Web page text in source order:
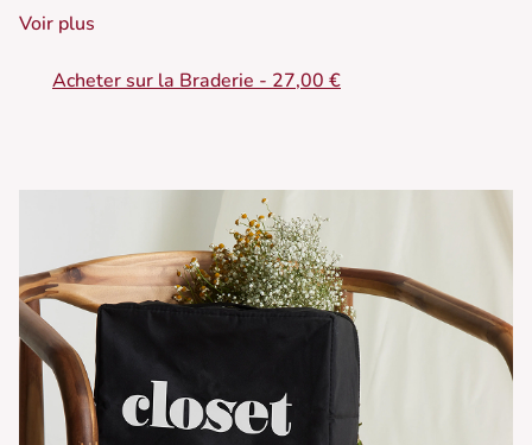
• Pull à manches courtes
• Col en V
Voir plus
Acheter sur la Braderie - 27,00 €